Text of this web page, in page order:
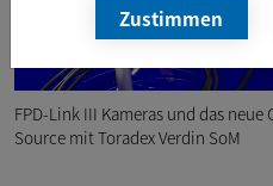
FPD-Link III Kameras und das
Source mit Toradex Verdin SoM
Zustimmen